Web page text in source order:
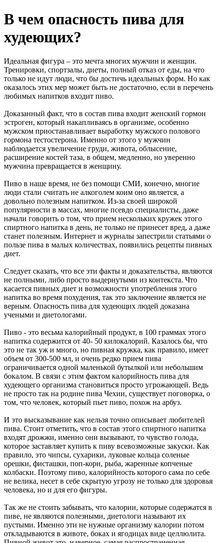
В чем опасность пива для
худеющих?
Идеальная фигура – это мечта многих мужчин и женщин.
Тренировки, спортзалы, диеты, полный отказ от еды, на что
только не идут люди, что бы достичь идеальных форм. Но как
оказалось этих мер может быть не достаточно, если в перечень
любимых напитков входит пиво.
Доказанный факт, что в состав пива входит женский гормон
эстроген, который накапливаясь в организме, особенно
мужском приостанавливает выработку мужского полового
гормона тестостерона. Именно от этого у мужчин
наблюдается увеличение груди, живота, облысение,
расширение костей таза, в общем, медленно, но уверенно
мужчина превращается в женщину.
Пиво в наше время, не без помощи СМИ, конечно, многие
люди стали считать не алкоголем коим оно является, а
довольно полезным напитком. Из-за своей широкой
популярности в массах, многие псевдо специалисты, даже
начали говорить о том, что прием нескольких кружек этого
спиртного напитка в день, не только не принесет вред, а даже
станет полезным. Интернет и журналы запестрили статьями о
пользе пива в малых количествах, появились рецепты пивных
диет.
Следует сказать, что все эти факты и доказательства, являются
не полными, либо просто выдернутыми из контекста. Что
касается пивных диет и возможности употребления этого
напитка во время похудения, так это заключение является не
верным. Опасность пива для худеющих людей доказана
учеными и диетологами.
Пиво - это весьма калорийный продукт, в 100 граммах этого
напитка содержится от 40- 50 килокалорий. Казалось бы, что
это не так уж и много, но пивная кружка, как правило, имеет
объем от 300-500 мл, и очень редко прием пива
ограничивается одной маленькой бутылкой или небольшим
бокалом. В связи с этим фактом калорийность пива для
худеющего организма становиться просто угрожающей. Ведь
не просто так на родине пива Чехии, существует поговорка, о
том, что человек, который пьет пиво, похож на арбуз.
И это высказывание как нельзя точно описывает любителей
пива. Стоит отметить, что в состав этого спиртного напитка
входят дрожжи, именно они вызывают, то чувство голода,
которое заставляет купить к пиву всевозможные закуски. Как
правило, это чипсы, сухарики, луковые кольца соленые
орешки, фисташки, поп-корн, рыба, жаренные копченые
колбаски. Поэтому пиво, калорийность которого сама по себе
не велика, несет в себе скрытую угрозу не только для здоровья
человека, но и для его фигуры.
Так же не стоить забывать, что калории, которые содержатся в
пиве, не являются полезными, диетологи называют их
пустыми. Именно эти не нужные организму калории потом
откладываются в животе, боках и ягодицах виде целлюлита.